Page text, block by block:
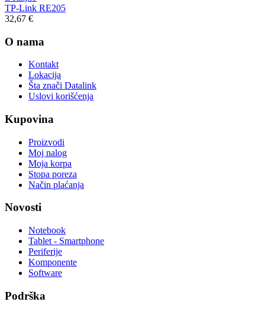
TP-Link RE205
32,67 €
O nama
Kontakt
Lokacija
Šta znači Datalink
Uslovi korišćenja
Kupovina
Proizvodi
Moj nalog
Moja korpa
Stopa poreza
Način plaćanja
Novosti
Notebook
Tablet - Smartphone
Periferije
Komponente
Software
Podrška